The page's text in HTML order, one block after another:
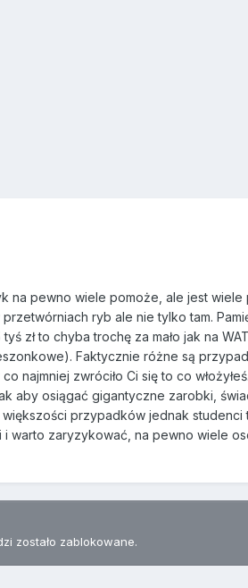
na pewno wiele pomoże, ale jest
ryb ale nie tylko tam.
zł to chyba trochę za mało jak na
Faktycznie różne są
najmniej zwróciło Ci się to co
aby osiągać gigantyczne zarobki,
przypadków jednak
i warto zaryzykować, na pewno wiele
zostało zablokowane.